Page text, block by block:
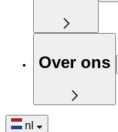
Over ons
nl